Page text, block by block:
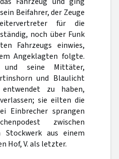
Beifahrer, der Zeuge
für die
noch über Funk
Fahrzeugs einwies,
Angeklagten folgte.
und seine Mittäter,
und Blaulicht
zu haben,
sie eilten die
Einbrecher sprangen
zwischen
Stockwerk aus einem
Hof, V. als letzter.